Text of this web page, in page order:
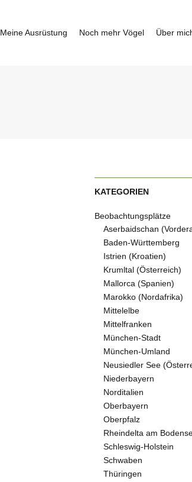
Meine Ausrüstung Noch mehr Vögel Über
KATEGORIEN
Beobachtungsplätze
Aserbaidschan
Baden-Württemberg
Istrien (Kroatien)
Krumltal (Österreich)
Mallorca (Spanien)
Marokko (Nordafrika)
Mittelelbe
Mittelfranken
München-Stadt
München-Umland
Neusiedler See
Niederbayern
Norditalien
Oberbayern
Oberpfalz
Rheindelta am
Schleswig-Holstein
Schwaben
Thüringen